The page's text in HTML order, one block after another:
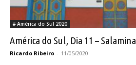
# América do Sul 2020
América do Sul, Dia 11 – Salamina
Ricardo Ribeiro - 11/05/2020